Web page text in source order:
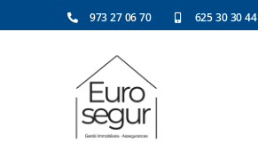
to
973 27 06 70 625 30 30 44